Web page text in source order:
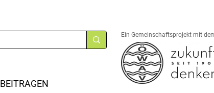
BEITRAGEN
Ein Gemeinschaftsprojekt mit